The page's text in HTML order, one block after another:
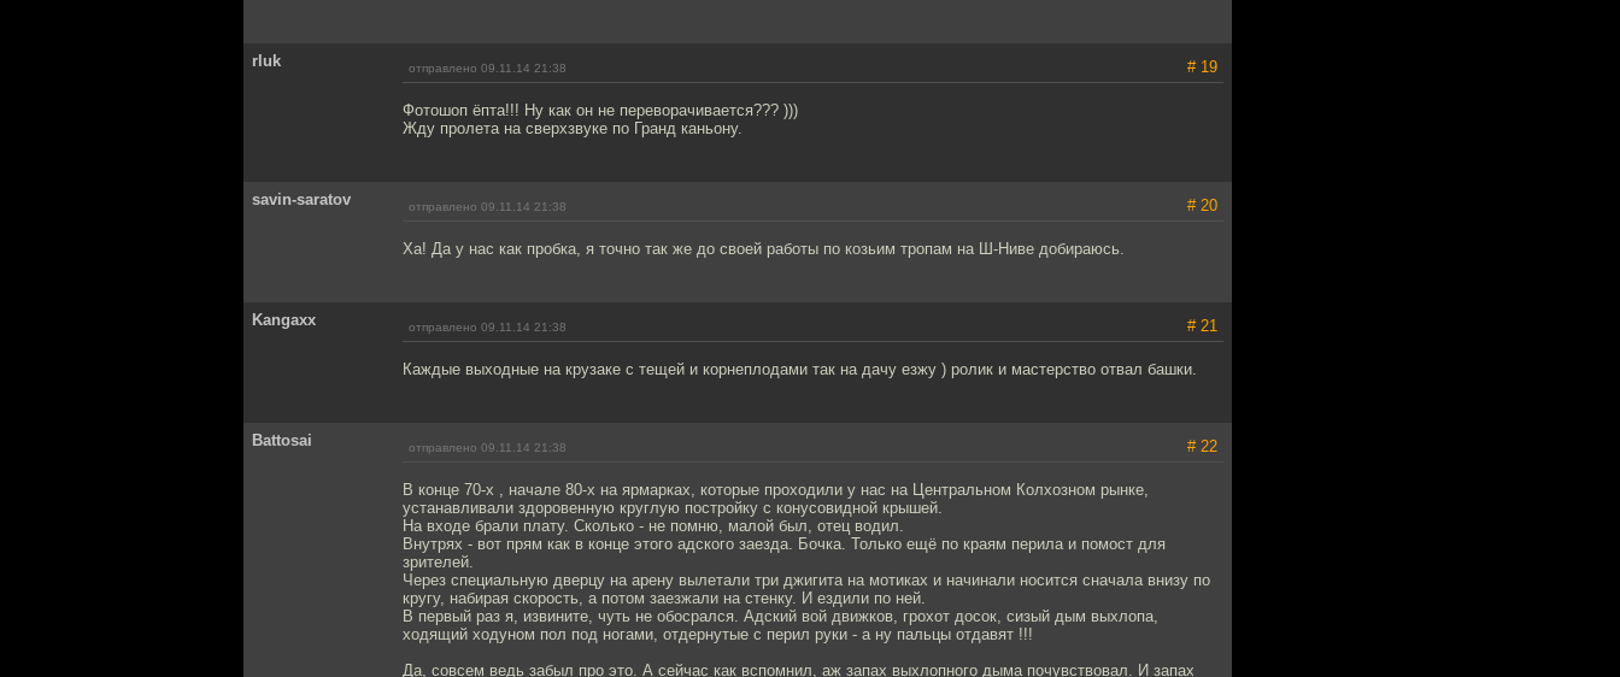
rluk отправлено 09.11.14 21:38 # 19
Фотошоп ёпта!!! Ну как он не переворачивается??? )))
Жду пролета на сверхзвуке по Гранд каньону.
savin-saratov отправлено 09.11.14 21:38 # 20
Ха! Да у нас как пробка, я точно так же до своей работы по козьим тропам на Ш-Ниве добираюсь.
Kangaxx отправлено 09.11.14 21:38 # 21
Каждые выходные на крузаке с тещей и корнеплодами так на дачу езжу ) ролик и мастерство отвал башки.
Battosai отправлено 09.11.14 21:38 # 22
В конце 70-х , начале 80-х на ярмарках, которые проходили у нас на Центральном Колхозном рынке,
устанавливали здоровенную круглую постройку с конусовидной крышей.
На входе брали плату. Сколько - не помню, малой был, отец водил.
Внутрях - вот прям как в конце этого адского заезда. Бочка. Только ещё по краям перила и помост для
зрителей.
Через специальную дверцу на арену вылетали три джигита на мотиках и начинали носится сначала внизу по
кругу, набирая скорость, а потом заезжали на стенку. И ездили по ней.
В первый раз я, извините, чуть не обосрался. Адский вой движков, грохот досок, сизый дым выхлопа,
ходящий ходуном пол под ногами, отдернутые с перил руки - а ну пальцы отдавят !!!
Да, совсем ведь забыл про это. А сейчас как вспомнил, аж запах выхлопного дыма почувствовал. И запах